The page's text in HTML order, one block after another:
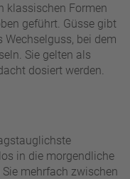
klassischen Formen
geführt. Güsse gibt
bei dem
Sie gelten als
dosiert werden.
in die morgendliche
mehrfach zwischen